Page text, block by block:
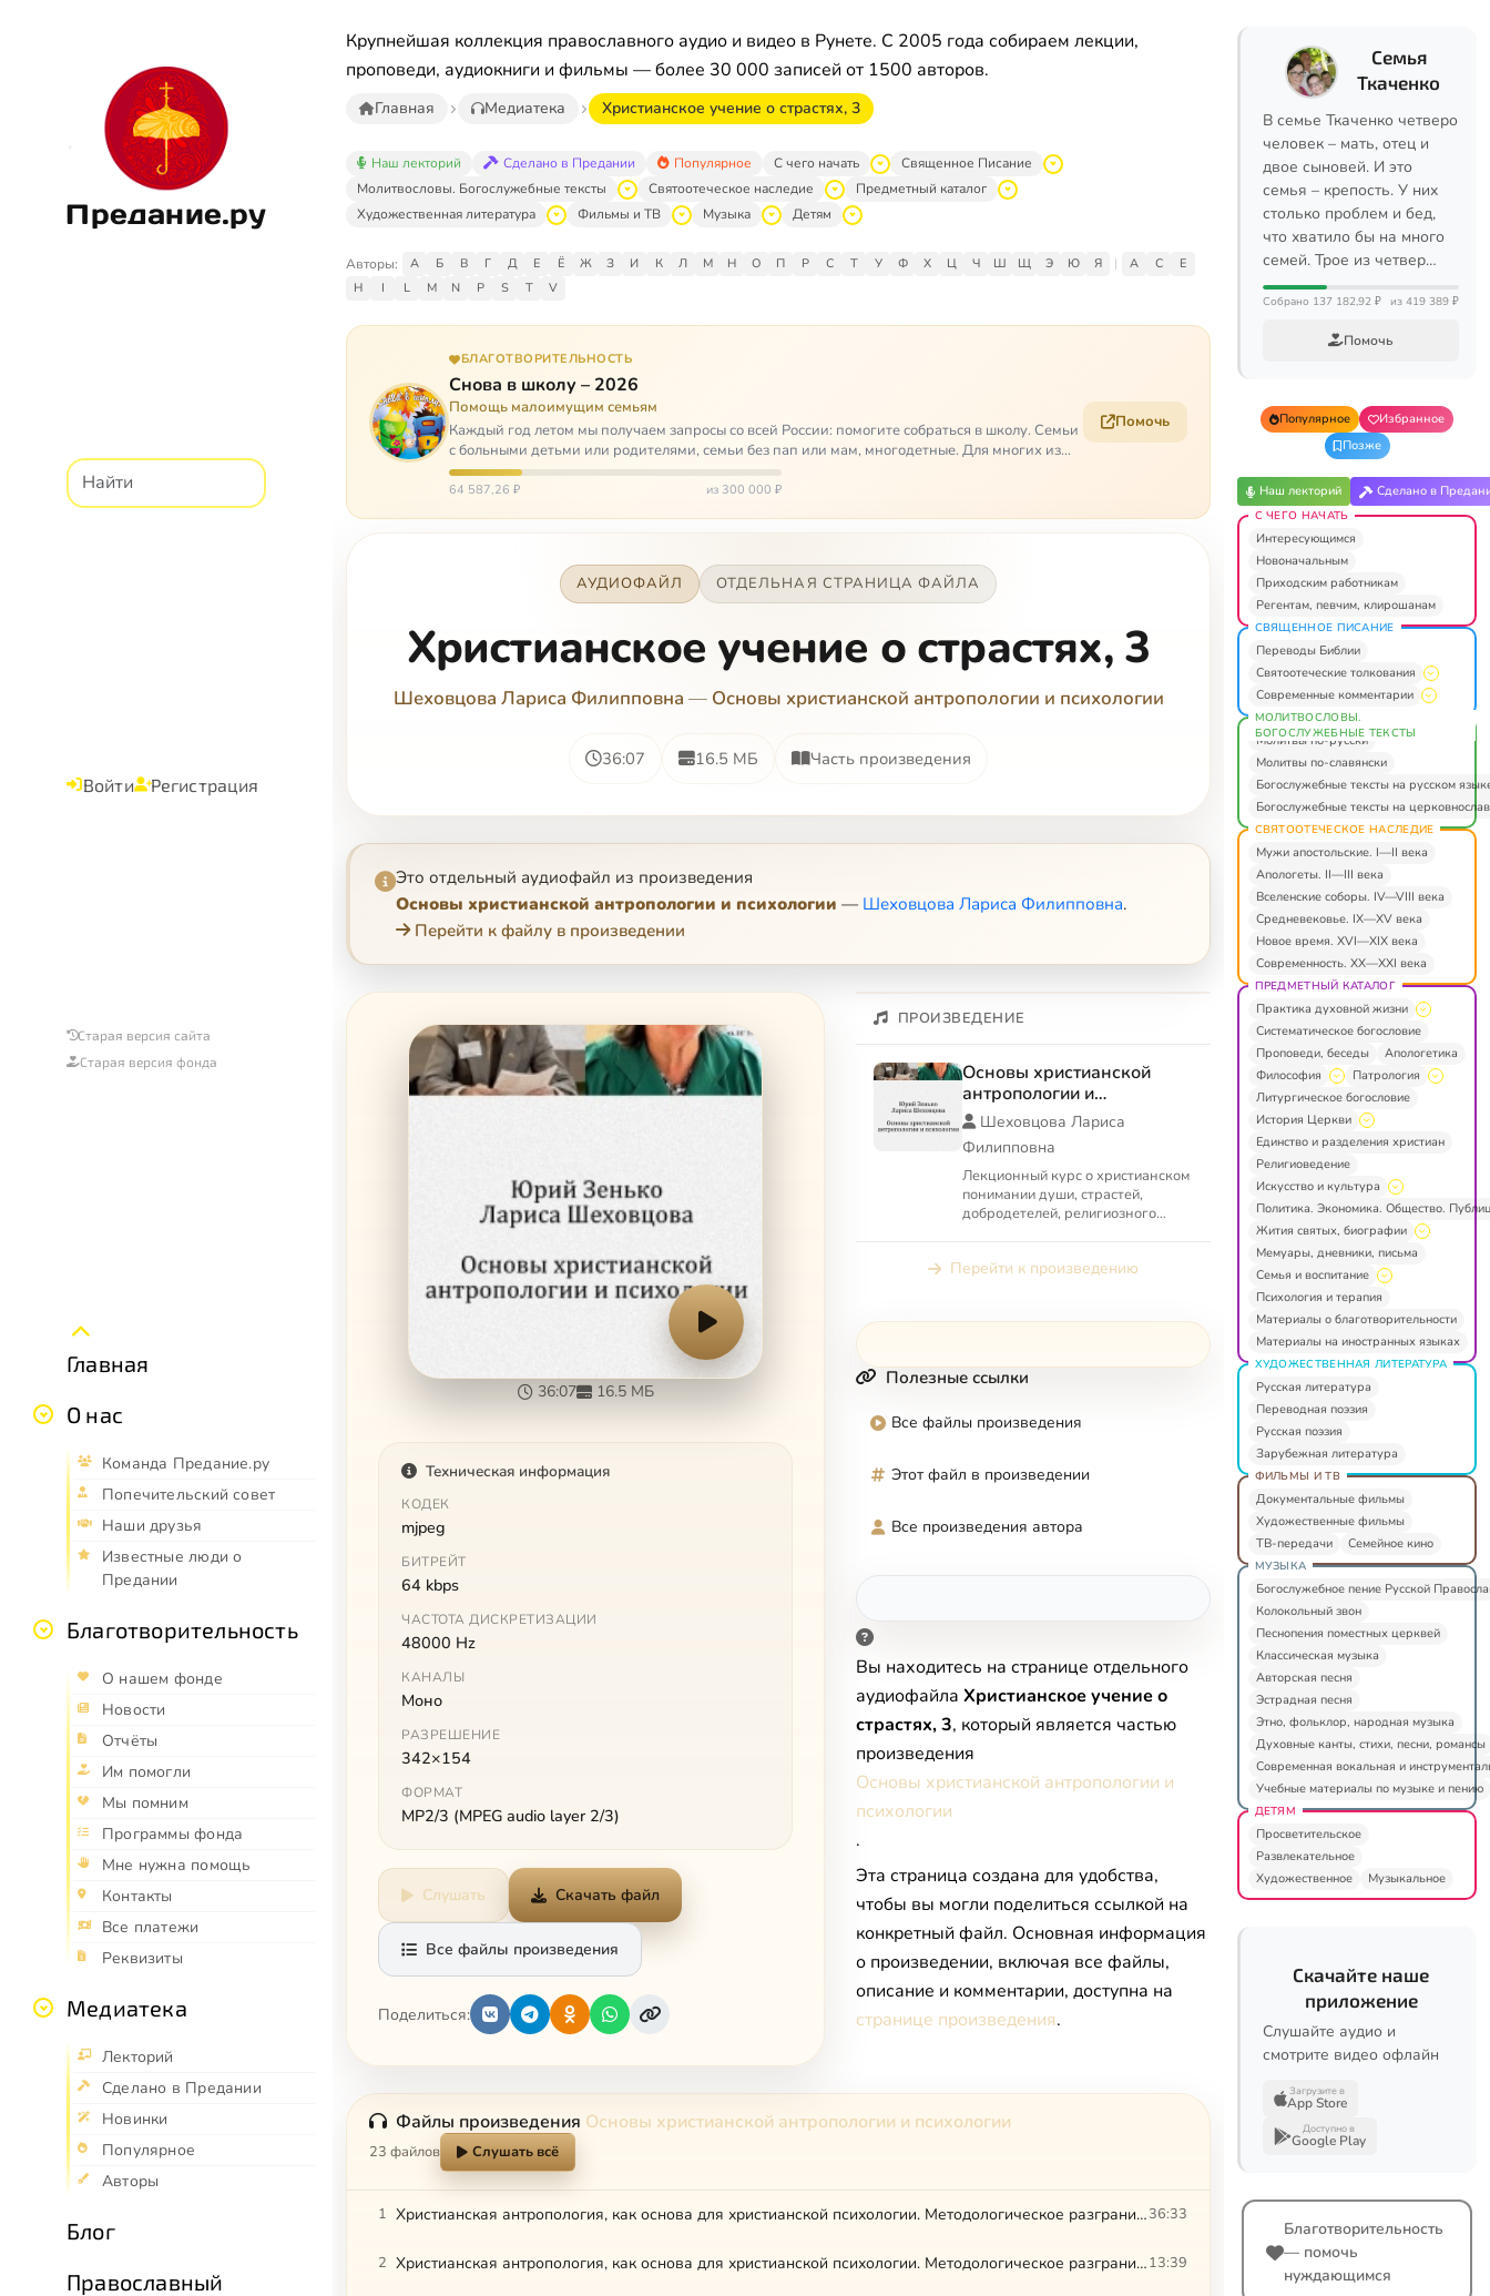
Предание.ру
Войти Регистрация
Старая версия сайта
Старая версия фонда
Главная
О нас
Команда Предание.ру
Попечительский совет
Наши друзья
Известные люди о
Предании
Благотворительность
О нашем фонде
Новости
Отчёты
Им помогли
Мы помним
Программы фонда
Мне нужна помощь
Контакты
Все платежи
Реквизиты
Медиатека
Лекторий
Сделано в Предании
Новинки
Популярное
Авторы
Блог
Православный
Крупнейшая коллекция православного аудио и видео в Рунете. С 2005 года собираем лекции,
проповеди, аудиокниги и фильмы — более 30 000 записей от 1500 авторов.
Главная Медиатека Христианское учение о страстях, 3
Наш лекторий Сделано в Предании Популярное С чего начать
Священное Писание
Молитвословы. Богослужебные тексты
Святоотеческое наследие
Предметный каталог
Художественная литература
Фильмы и ТВ Музыка Детям
Авторы: А Б В Г Д Е Ё Ж З И К Л М Н О П Р С Т У Ф Х Ц Ч Ш Щ Э Ю Я | A C
E
H
I L M N P S T V
БЛАГОТВОРИТЕЛЬНОСТЬ
Снова в школу – 2026
Помощь малоимущим семьям
Каждый год летом мы получаем запросы со всей России: помогите собраться в школу. Семьи
с больными детьми или родителями, семьи без пап или мам, многодетные. Для многих из
них покуп…
64 587,26 ₽ из 300 000 ₽
Помочь
АУДИОФАЙЛ ОТДЕЛЬНАЯ СТРАНИЦА ФАЙЛА
Христианское учение о страстях, 3
Шеховцова Лариса Филипповна — Основы христианской антропологии и психологии
36:07 16.5 МБ Часть произведения
Это отдельный аудиофайл из произведения
Основы христианской антропологии и психологии — Шеховцова Лариса Филипповна.
Перейти к файлу в произведении
36:07 16.5 МБ
Техническая информация
КОДЕК
mjpeg
БИТРЕЙТ
64 kbps
ЧАСТОТА ДИСКРЕТИЗАЦИИ
48000 Hz
КАНАЛЫ
Моно
РАЗРЕШЕНИЕ
342×154
ФОРМАТ
MP2/3 (MPEG audio layer 2/3)
Слушать Скачать файл
Все файлы произведения
Поделиться:
ПРОИЗВЕДЕНИЕ
Основы христианской
антропологии и
психологии
Шеховцова Лариса
Филипповна
Лекционный курс о христианском
понимании души, страстей,
добродетелей, религиозного
Перейти к произведению
Полезные ссылки
Все файлы произведения
Этот файл в произведении
Все произведения автора
Вы находитесь на странице отдельного
аудиофайла Христианское учение о
страстях, 3, который является частью
произведения
Основы христианской антропологии и
психологии
.
Эта страница создана для удобства,
чтобы вы могли поделиться ссылкой на
конкретный файл. Основная информация
о произведении, включая все файлы,
описание и комментарии, доступна на
странице произведения.
Файлы произведения Основы христианской антропологии и психологии
23 файлов Слушать всё
1 Христианская антропология, как основа для христианской психологии. Методологическое разграничение и определение основных терминов и понятий христианской антропологии и психологии, 136:33
2 Христианская антропология, как основа для христианской психологии. Методологическое разграничение и определение основных терминов и понятий христианской антропологии и психологии, 213:39
Семья
Ткаченко
В семье Ткаченко четверо
человек – мать, отец и
двое сыновей. И это
семья – крепость. У них
столько проблем и бед,
что хватило бы на много
семей. Трое из четвер…
Собрано 137 182,92 ₽ из 419 389 ₽
Помочь
Популярное
Избранное
Позже
Наш лекторий Сделано в
С ЧЕГО НАЧАТЬ
Интересующимся
Новоначальным
Приходским работникам
Регентам, певчим, клирошанам
СВЯЩЕННОЕ ПИСАНИЕ
Переводы Библии
Святоотеческие толкования
Современные комментарии
МОЛИТВОСЛОВЫ.
БОГОСЛУЖЕБНЫЕ ТЕКСТЫ
Молитвы по-русски
Молитвы по-славянски
Богослужебные тексты на русском
Богослужебные тексты на
СВЯТООТЕЧЕСКОЕ НАСЛЕДИЕ
Мужи апостольские. I—II века
Апологеты. II—III века
Вселенские соборы. IV—VIII века
Средневековье. IX—XV века
Новое время. XVI—XIX века
Современность. XX—XXI века
ПРЕДМЕТНЫЙ КАТАЛОГ
Практика духовной жизни
Систематическое богословие
Проповеди, беседы
Апологетика
Философия
Патрология
Литургическое богословие
История Церкви
Единство и разделения христиан
Религиоведение
Искусство и культура
Политика. Экономика. Общество.
Жития святых, биографии
Мемуары, дневники, письма
Семья и воспитание
Психология и терапия
Материалы о благотворительности
Материалы на иностранных языках
ХУДОЖЕСТВЕННАЯ ЛИТЕРАТУРА
Русская литература
Переводная поэзия
Русская поэзия
Зарубежная литература
ФИЛЬМЫ И ТВ
Документальные фильмы
Художественные фильмы
ТВ-передачи
Семейное кино
МУЗЫКА
Богослужебное пение Русской
Колокольный звон
Песнопения поместных церквей
Классическая музыка
Авторская песня
Эстрадная песня
Этно, фольклор, народная музыка
Духовные канты, стихи, песни, романсы
Современная вокальная и
Учебные материалы по музыке и пению
ДЕТЯМ
Просветительское
Развлекательное
Художественное
Музыкальное
Скачайте наше
приложение
Слушайте аудио и
смотрите видео офлайн
Загрузите в
App Store
Доступно в
Google Play
Благотворительность
— помочь
нуждающимся